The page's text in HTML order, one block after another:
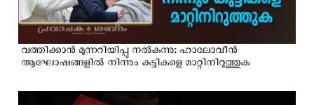
വത്തിക്കാൻ മുന്നറിയിപ്പു നൽകുന്നു: ഹാലോവീന്‍
ആഘോഷങ്ങളിൽ നിന്നും കുട്ടികളെ മാറ്റിനിറുത്തുക